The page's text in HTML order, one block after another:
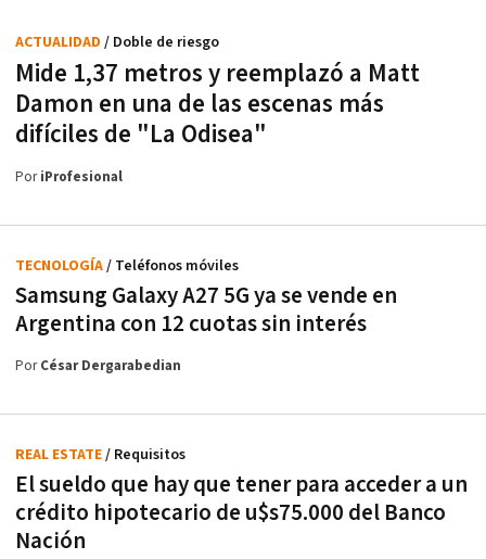
Mide 1,37 metros y reemplazó a Matt
Damon en una de las escenas más
difíciles de "La Odisea"
ACTUALIDAD / Doble de riesgo
PoriProfesional
Samsung Galaxy A27 5G ya se vende en
Argentina con 12 cuotas sin interés
TECNOLOGÍA/ Teléfonos móviles
PorCésar Dergarabedian
El sueldo que hay que tener para acceder a un
crédito hipotecario de u$s75.000 del Banco
Nación
REAL ESTATE/ Requisitos